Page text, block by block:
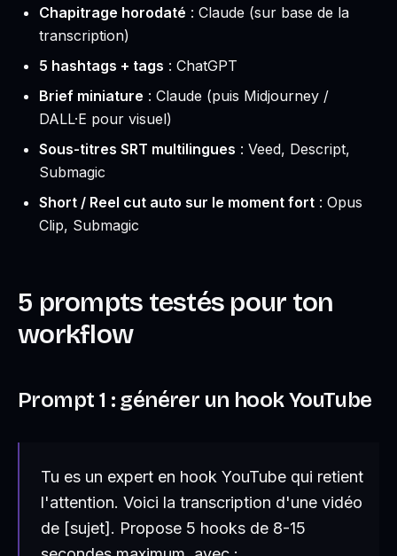
Chapitrage horodaté : Claude (sur base de la
transcription)
5 hashtags + tags : ChatGPT
Brief miniature : Claude (puis Midjourney /
DALL·E pour visuel)
Sous-titres SRT multilingues : Veed, Descript,
Submagic
Short / Reel cut auto sur le moment fort : Opus
Clip, Submagic
5 prompts testés pour ton
workflow
Prompt 1 : générer un hook YouTube
Tu es un expert en hook YouTube qui retient
l'attention. Voici la transcription d'une vidéo
de [sujet]. Propose 5 hooks de 8-15